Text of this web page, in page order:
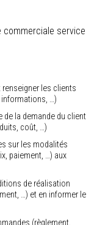
service
les clients
…)
de la demande du client
coût, …)
sur les modalités
paiement, …) aux
de réalisation
…) et en informer le
(règlement,